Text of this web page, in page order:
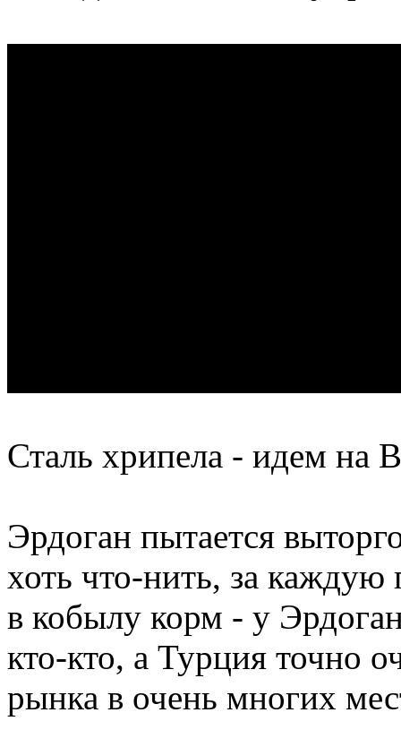
Сталь хрипела - идем на
Эрдоган пытается
хоть что-нить, за
в кобылу корм - у
кто-кто, а Турция точно
рынка в очень многих